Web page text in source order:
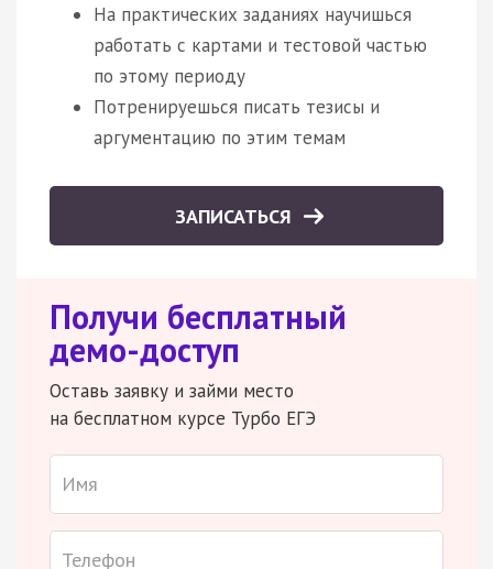
На практических заданиях научишься
работать с картами и тестовой частью
по этому периоду
Потренируешься писать тезисы и
аргументацию по этим темам
ЗАПИСАТЬСЯ
Получи бесплатный
демо-доступ
Оставь заявку и займи место
на бесплатном курсе Турбо ЕГЭ